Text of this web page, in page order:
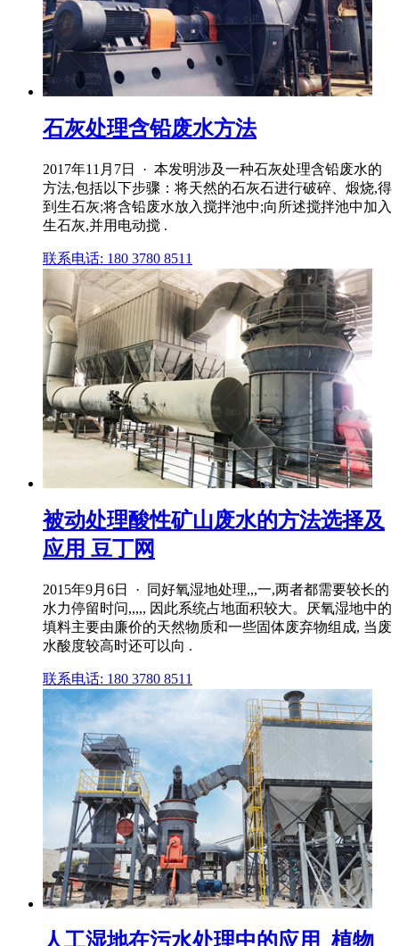
石灰处理含铅废水方法
2017年11月7日 · 本发明涉及一种石灰处理含铅废水的
方法,包括以下步骤：将天然的石灰石进行破碎、煅烧,得
到生石灰;将含铅废水放入搅拌池中;向所述搅拌池中加入
生石灰,并用电动搅 .
联系电话: 180 3780 8511
被动处理酸性矿山废水的方法选择及
应用 豆丁网
2015年9月6日 · 同好氧湿地处理,,,一,两者都需要较长的
水力停留时问,,,,, 因此系统占地面积较大。厌氧湿地中的
填料主要由廉价的天然物质和一些固体废弃物组成, 当废
水酸度较高时还可以向 .
联系电话: 180 3780 8511
人工湿地在污水处理中的应用_植物